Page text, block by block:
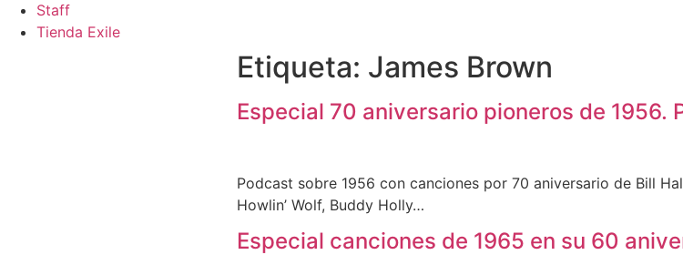
Staff
Tienda Exile
Etiqueta: James Brown
Especial 70 aniversario pioneros de 1956.
Podcast sobre 1956 con canciones por 70 aniversario de Bill
Howlin’ Wolf, Buddy Holly…
Especial canciones de 1965 en su 60